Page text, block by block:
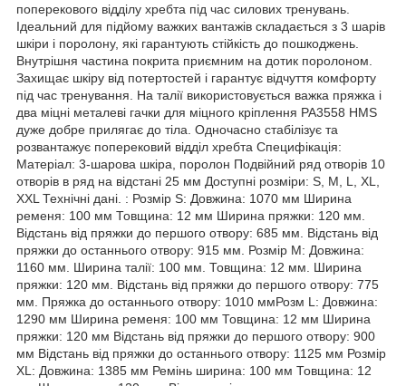
поперекового відділу хребта під час силових тренувань.
Ідеальний для підйому важких вантажів складається з 3 шарів
шкіри і поролону, які гарантують стійкість до пошкоджень.
Внутрішня частина покрита приємним на дотик поролоном.
Захищає шкіру від потертостей і гарантує відчуття комфорту
під час тренування. На талії використовується важка пряжка і
два міцні металеві гачки для міцного кріплення PA3558 HMS
дуже добре прилягає до тіла. Одночасно стабілізує та
розвантажує поперековий відділ хребта Специфікація:
Матеріал: 3-шарова шкіра, поролон Подвійний ряд отворів 10
отворів в ряд на відстані 25 мм Доступні розміри: S, M, L, XL,
XXL Технічні дані. : Розмір S: Довжина: 1070 мм Ширина
ременя: 100 мм Товщина: 12 мм Ширина пряжки: 120 мм.
Відстань від пряжки до першого отвору: 685 мм. Відстань від
пряжки до останнього отвору: 915 мм. Розмір M: Довжина:
1160 мм. Ширина талії: 100 мм. Товщина: 12 мм. Ширина
пряжки: 120 мм. Відстань від пряжки до першого отвору: 775
мм. Пряжка до останнього отвору: 1010 ммРозм L: Довжина:
1290 мм Ширина ременя: 100 мм Товщина: 12 мм Ширина
пряжки: 120 мм Відстань від пряжки до першого отвору: 900
мм Відстань від пряжки до останнього отвору: 1125 мм Розмір
XL: Довжина: 1385 мм Ремінь ширина: 100 мм Товщина: 12